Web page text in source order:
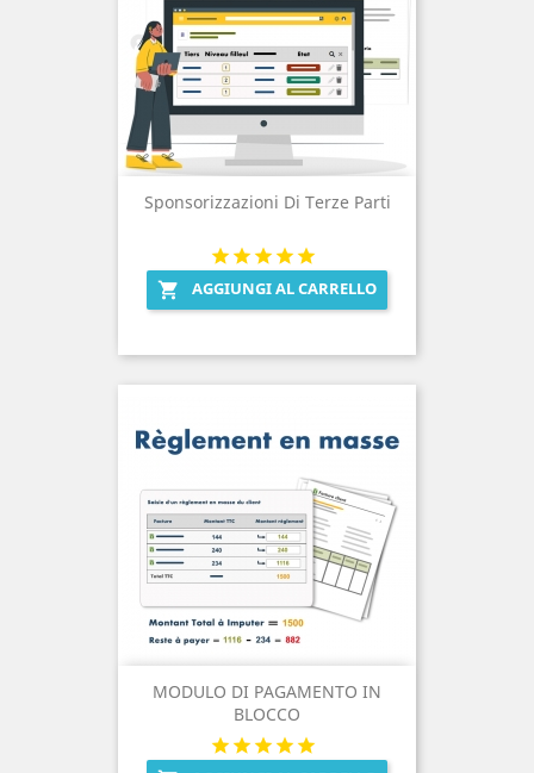
Sponsorizzazioni Di Terze Parti
 AGGIUNGI AL CARRELLO
MODULO DI PAGAMENTO IN
BLOCCO